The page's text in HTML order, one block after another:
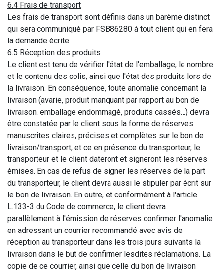
6.4 Frais de transport
Les frais de transport sont définis dans un barème distinct
qui sera communiqué par FSB86280 à tout client qui en fera
la demande écrite.
6.5 Réception des produits
Le client est tenu de vérifier l'état de l'emballage, le nombre
et le contenu des colis, ainsi que l'état des produits lors de
la livraison. En conséquence, toute anomalie concernant la
livraison (avarie, produit manquant par rapport au bon de
livraison, emballage endommagé, produits cassés…) devra
être constatée par le client sous la forme de réserves
manuscrites claires, précises et complètes sur le bon de
livraison/transport, et ce en présence du transporteur, le
transporteur et le client dateront et signeront les réserves
émises. En cas de refus de signer les réserves de la part
du transporteur, le client devra aussi le stipuler par écrit sur
le bon de livraison. En outre, et conformément à l'article
L.133-3 du Code de commerce, le client devra
parallèlement à l'émission de réserves confirmer l'anomalie
en adressant un courrier recommandé avec avis de
réception au transporteur dans les trois jours suivants la
livraison dans le but de confirmer lesdites réclamations. La
copie de ce courrier, ainsi que celle du bon de livraison